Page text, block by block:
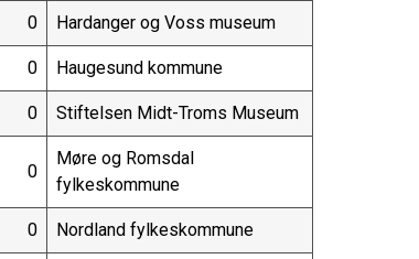
0 Hardanger og Voss museum
0 Haugesund kommune
0 Stiftelsen Midt-Troms Museum
0
Møre og Romsdal
fylkeskommune
0 Nordland fylkeskommune